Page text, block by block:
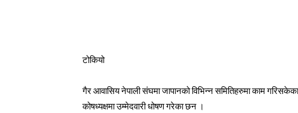
टोकियो
गैर आवासिय नेपाली संघमा जापानको विभिन्न समितिहरुमा काम
कोषध्यक्षमा उम्मेदवारी धोषण गरेका छन ।